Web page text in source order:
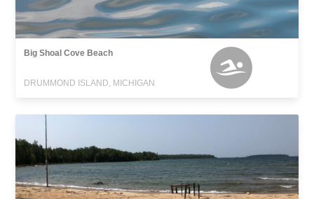
Big Shoal Cove Beach
DRUMMOND ISLAND, MICHIGAN